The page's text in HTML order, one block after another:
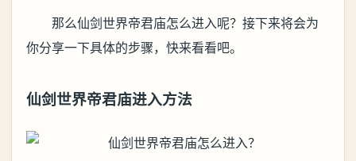
那么仙剑世界帝君庙怎么进入呢？接下来将会为
你分享一下具体的步骤，快来看看吧。
仙剑世界帝君庙进入方法